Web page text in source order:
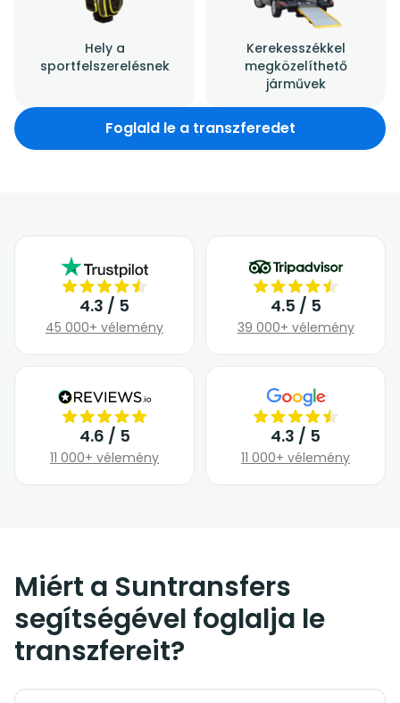
Hely a
sportfelszerelésnek
Kerekesszékkel
megközelíthető
járművek
Foglald le a transzferedet
4.3 / 5
45 000+ vélemény
4.5 / 5
39 000+ vélemény
4.6 / 5
11 000+ vélemény
4.3 / 5
11 000+ vélemény
Miért a Suntransfers
segítségével foglalja le
transzfereit?